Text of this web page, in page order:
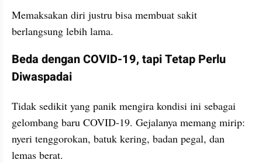
Memaksakan diri justru bisa membuat sakit
berlangsung lebih lama.
Beda dengan COVID-19, tapi Tetap Perlu
Diwaspadai
Tidak sedikit yang panik mengira kondisi ini sebagai
gelombang baru COVID-19. Gejalanya memang mirip:
nyeri tenggorokan, batuk kering, badan pegal, dan
lemas berat.